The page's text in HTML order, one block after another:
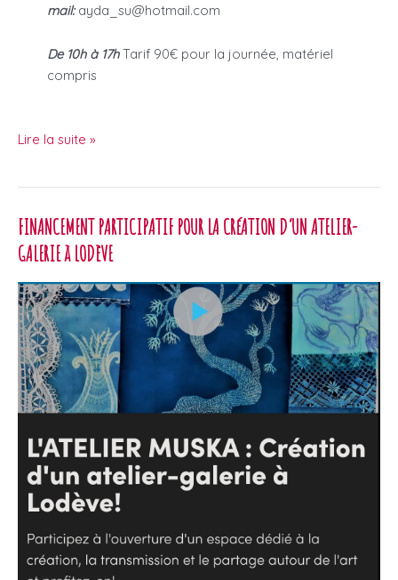
mail:ayda_su@hotmail.com
De 10h à 17hTarif 90€ pour la journée, matériel
compris
stages
lodève,
dans
la
vallée
de
l’Hérault–
octobre
et
novembre
2025
Lire la suite »
FINANCEMENT PARTICIPATIF POUR LA CRéATION D’UN ATELIER-
GALERIE à LODèVE